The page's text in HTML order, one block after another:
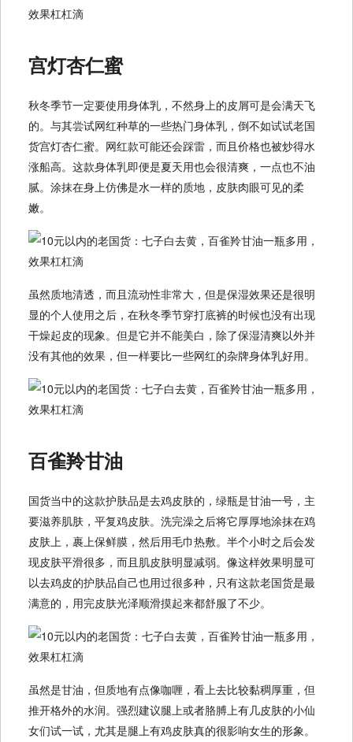
宫灯杏仁蜜
秋冬季节一定要使用身体乳，不然身上的皮屑可是会满天飞
的。与其尝试网红种草的一些热门身体乳，倒不如试试老国
货宫灯杏仁蜜。网红款可能还会踩雷，而且价格也被炒得水
涨船高。这款身体乳即便是夏天用也会很清爽，一点也不油
腻。涂抹在身上仿佛是水一样的质地，皮肤肉眼可见的柔
嫩。
虽然质地清透，而且流动性非常大，但是保湿效果还是很明
显的个人使用之后，在秋冬季节穿打底裤的时候也没有出现
干燥起皮的现象。但是它并不能美白，除了保湿清爽以外并
没有其他的效果，但一样要比一些网红的杂牌身体乳好用。
百雀羚甘油
国货当中的这款护肤品是去鸡皮肤的，绿瓶是甘油一号，主
要滋养肌肤，平复鸡皮肤。洗完澡之后将它厚厚地涂抹在鸡
皮肤上，裹上保鲜膜，然后用毛巾热敷。半个小时之后会发
现皮肤平滑很多，而且肌皮肤明显减弱。像这样效果明显可
以去鸡皮的护肤品自己也用过很多种，只有这款老国货是最
满意的，用完皮肤光泽顺滑摸起来都舒服了不少。
虽然是甘油，但质地有点像咖喱，看上去比较黏稠厚重，但
推开格外的水润。强烈建议腿上或者胳膊上有几皮肤的小仙
女们试一试，尤其是腿上有鸡皮肤真的很影响女生的形象。